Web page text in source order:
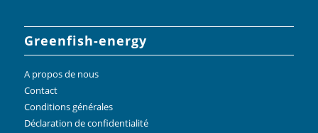
Greenfish-energy
A propos de nous
Contact
Conditions générales
Déclaration de confidentialité